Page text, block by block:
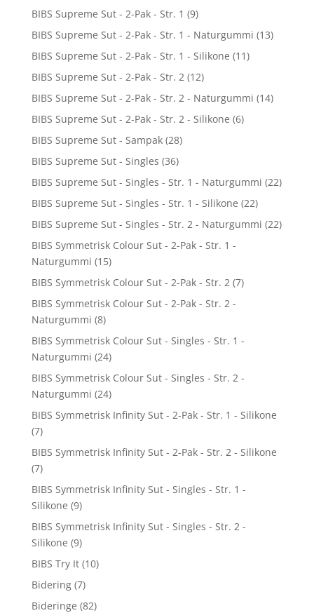
BIBS Supreme Sut - 2-Pak - Str. 1 (9)
BIBS Supreme Sut - 2-Pak - Str. 1 - Naturgummi (13)
BIBS Supreme Sut - 2-Pak - Str. 1 - Silikone (11)
BIBS Supreme Sut - 2-Pak - Str. 2 (12)
BIBS Supreme Sut - 2-Pak - Str. 2 - Naturgummi (14)
BIBS Supreme Sut - 2-Pak - Str. 2 - Silikone (6)
BIBS Supreme Sut - Sampak (28)
BIBS Supreme Sut - Singles (36)
BIBS Supreme Sut - Singles - Str. 1 - Naturgummi (22)
BIBS Supreme Sut - Singles - Str. 1 - Silikone (22)
BIBS Supreme Sut - Singles - Str. 2 - Naturgummi (22)
BIBS Symmetrisk Colour Sut - 2-Pak - Str. 1 -
Naturgummi (15)
BIBS Symmetrisk Colour Sut - 2-Pak - Str. 2 (7)
BIBS Symmetrisk Colour Sut - 2-Pak - Str. 2 -
Naturgummi (8)
BIBS Symmetrisk Colour Sut - Singles - Str. 1 -
Naturgummi (24)
BIBS Symmetrisk Colour Sut - Singles - Str. 2 -
Naturgummi (24)
BIBS Symmetrisk Infinity Sut - 2-Pak - Str. 1 - Silikone
(7)
BIBS Symmetrisk Infinity Sut - 2-Pak - Str. 2 - Silikone
(7)
BIBS Symmetrisk Infinity Sut - Singles - Str. 1 -
Silikone (9)
BIBS Symmetrisk Infinity Sut - Singles - Str. 2 -
Silikone (9)
BIBS Try It (10)
Bidering (7)
Bideringe (82)